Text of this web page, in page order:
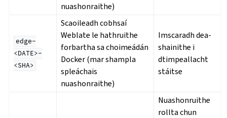
nuashonraithe)
edge-
<DATE>-
<SHA>
Scaoileadh cobhsaí
Weblate le hathruithe
forbartha sa choimeádán
Docker (mar shampla
spleáchais
nuashonraithe)
Imscaradh dea-
shainithe i
dtimpeallacht
stáitse
Nuashonruithe
rollta chun